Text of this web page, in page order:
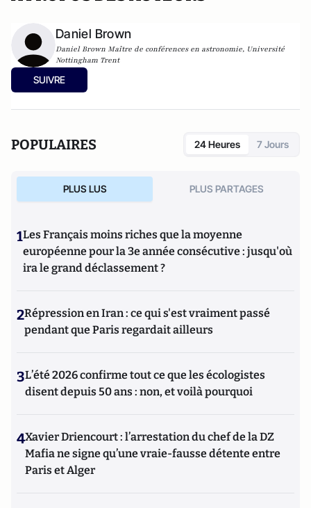
Daniel Brown
Daniel Brown Maître de conférences en astronomie, Université
Nottingham Trent
SUIVRE
POPULAIRES 24 Heures 7 Jours
PLUS LUS PLUS PARTAGES
1Les Français moins riches que la moyenne
européenne pour la 3e année consécutive : jusqu'où
ira le grand déclassement ?
2Répression en Iran : ce qui s'est vraiment passé
pendant que Paris regardait ailleurs
3L’été 2026 confirme tout ce que les écologistes
disent depuis 50 ans : non, et voilà pourquoi
4Xavier Driencourt : l’arrestation du chef de la DZ
Mafia ne signe qu’une vraie-fausse détente entre
Paris et Alger